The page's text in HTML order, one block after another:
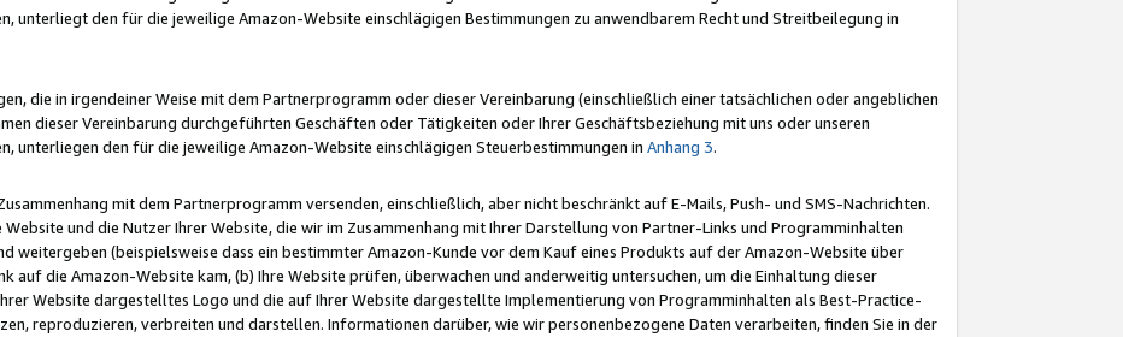
unterliegt den für die jeweilige Amazon-Website einschlägigen Bestimmungen zu anwendbarem Recht und Streitbeilegung in
die in irgendeiner Weise mit dem Partnerprogramm oder dieser Vereinbarung (einschließlich einer tatsächlichen oder angeblichen
dieser Vereinbarung durchgeführten Geschäften oder Tätigkeiten oder Ihrer Geschäftsbeziehung mit uns oder unseren
unterliegen den für die jeweilige Amazon-Website einschlägigen Steuerbestimmungen in Anhang 3.
mit dem Partnerprogramm versenden, einschließlich, aber nicht beschränkt auf E-Mails, Push- und SMS-Nachrichten.
und die Nutzer Ihrer Website, die wir im Zusammenhang mit Ihrer Darstellung von Partner-Links und Programminhalten
weitergeben (beispielsweise dass ein bestimmter Amazon-Kunde vor dem Kauf eines Produkts auf der Amazon-Website über
auf die Amazon-Website kam, (b) Ihre Website prüfen, überwachen und anderweitig untersuchen, um die Einhaltung dieser
Website dargestelltes Logo und die auf Ihrer Website dargestellte Implementierung von Programminhalten als Best-Practice-
reproduzieren, verbreiten und darstellen. Informationen darüber, wie wir personenbezogene Daten verarbeiten, finden Sie in der